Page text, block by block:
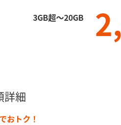
3GB超～20GB
詳細
おトク！